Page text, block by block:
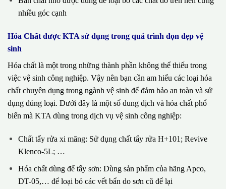
nhiều góc cạnh
Hóa Chất được KTA sử dụng trong quá trình dọn dẹp vệ
sinh
Hóa chất là một trong những thành phần không thể thiếu trong
việc vệ sinh công nghiệp. Vậy nên bạn cần am hiểu các loại hóa
chất chuyên dụng trong ngành vệ sinh để đảm bảo an toàn và sử
dụng đúng loại. Dưới đây là một số dung dịch và hóa chất phổ
biến mà KTA dùng trong dịch vụ vệ sinh công nghiệp:
Chất tẩy rửa xi măng: Sử dụng chất tẩy rửa H+101; Revive
Klenco-5L; …
Hóa chất dùng để tẩy sơn: Dùng sản phẩm của hãng Apco,
DT-05,… để loại bỏ các vết bẩn do sơn cũ để lại